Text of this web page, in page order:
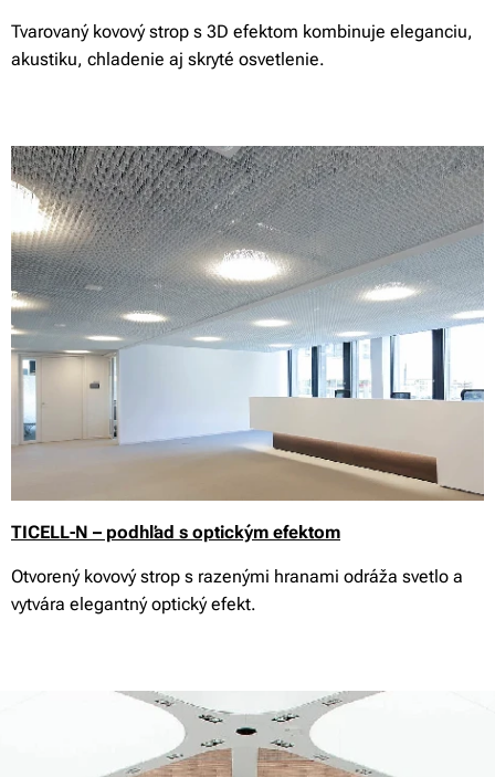
Tvarovaný kovový strop s 3D efektom kombinuje eleganciu,
akustiku, chladenie aj skryté osvetlenie.
TICELL-N – podhľad s optickým efektom
Otvorený kovový strop s razenými hranami odráža svetlo a
vytvára elegantný optický efekt.